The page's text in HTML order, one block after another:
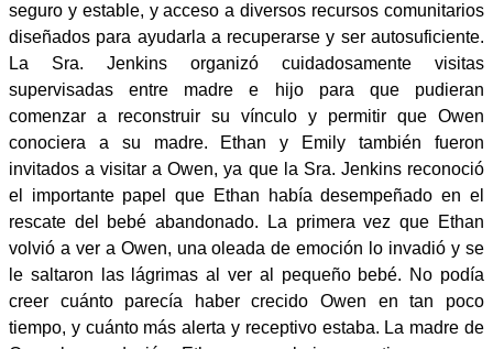
seguro y estable, y acceso a diversos recursos comunitarios
diseñados para ayudarla a recuperarse y ser autosuficiente.
La Sra. Jenkins organizó cuidadosamente visitas
supervisadas entre madre e hijo para que pudieran
comenzar a reconstruir su vínculo y permitir que Owen
conociera a su madre. Ethan y Emily también fueron
invitados a visitar a Owen, ya que la Sra. Jenkins reconoció
el importante papel que Ethan había desempeñado en el
rescate del bebé abandonado. La primera vez que Ethan
volvió a ver a Owen, una oleada de emoción lo invadió y se
le saltaron las lágrimas al ver al pequeño bebé. No podía
creer cuánto parecía haber crecido Owen en tan poco
tiempo, y cuánto más alerta y receptivo estaba. La madre de